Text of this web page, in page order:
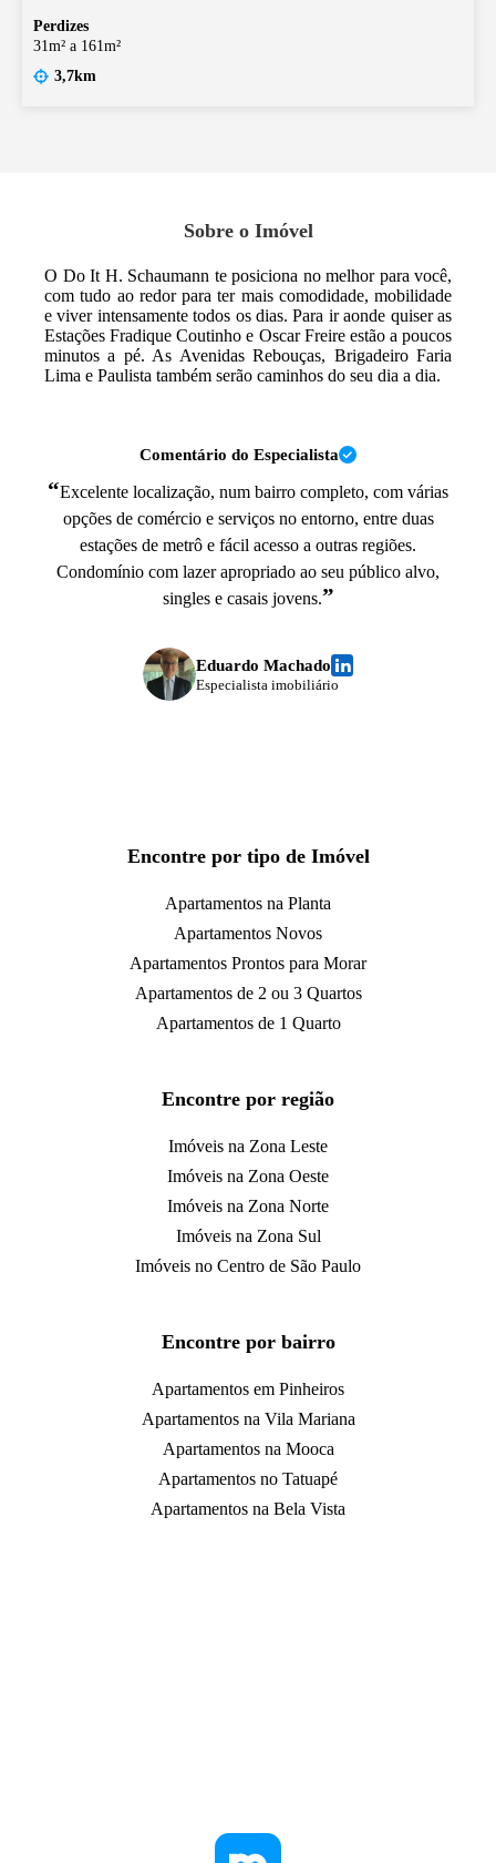
Perdizes
31m² a 161m²
3,7km
Sobre o Imóvel
O Do It H. Schaumann te posiciona no melhor para você,
com tudo ao redor para ter mais comodidade, mobilidade
e viver intensamente todos os dias. Para ir aonde quiser as
Estações Fradique Coutinho e Oscar Freire estão a poucos
minutos a pé. As Avenidas Rebouças, Brigadeiro Faria
Lima e Paulista também serão caminhos do seu dia a dia.
Comentário do Especialista
“Excelente localização, num bairro completo, com várias
opções de comércio e serviços no entorno, entre duas
estações de metrô e fácil acesso a outras regiões.
Condomínio com lazer apropriado ao seu público alvo,
singles e casais jovens.”
Eduardo Machado
Especialista imobiliário
Encontre por tipo de Imóvel
Apartamentos na Planta
Apartamentos Novos
Apartamentos Prontos para Morar
Apartamentos de 2 ou 3 Quartos
Apartamentos de 1 Quarto
Encontre por região
Imóveis na Zona Leste
Imóveis na Zona Oeste
Imóveis na Zona Norte
Imóveis na Zona Sul
Imóveis no Centro de São Paulo
Encontre por bairro
Apartamentos em Pinheiros
Apartamentos na Vila Mariana
Apartamentos na Mooca
Apartamentos no Tatuapé
Apartamentos na Bela Vista